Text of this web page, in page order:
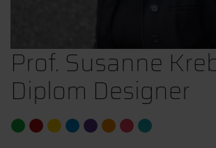
Prof. Susanne
Diplom Designer